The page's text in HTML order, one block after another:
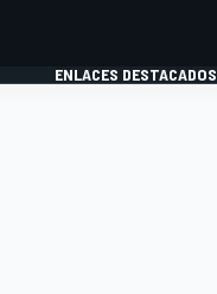
ENLACES DESTACADOS